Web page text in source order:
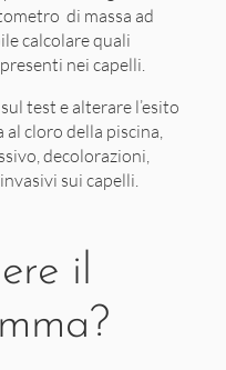
di massa ad
calcolare quali
nei capelli.
test e alterare l’esito
al cloro della piscina,
decolorazioni,
sui capelli.
il